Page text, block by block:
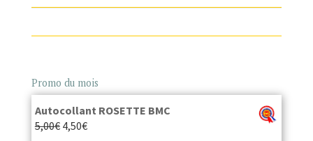
Promo du mois
Autocollant ROSETTE BMC
5,00€ 4,50€